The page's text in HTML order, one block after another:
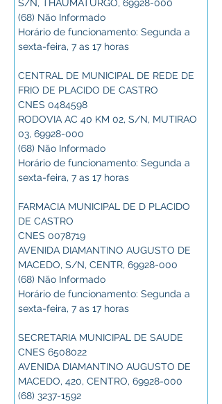
S/N, THAUMATURGO, 69928-000
(68) Não Informado
Horário de funcionamento: Segunda a
sexta-feira, 7 as 17 horas
CENTRAL DE MUNICIPAL DE REDE DE
FRIO DE PLACIDO DE CASTRO
CNES 0484598
RODOVIA AC 40 KM 02, S/N, MUTIRAO
03, 69928-000
(68) Não Informado
Horário de funcionamento: Segunda a
sexta-feira, 7 as 17 horas
FARMACIA MUNICIPAL DE D PLACIDO
DE CASTRO
CNES 0078719
AVENIDA DIAMANTINO AUGUSTO DE
MACEDO, S/N, CENTR, 69928-000
(68) Não Informado
Horário de funcionamento: Segunda a
sexta-feira, 7 as 17 horas
SECRETARIA MUNICIPAL DE SAUDE
CNES 6508022
AVENIDA DIAMANTINO AUGUSTO DE
MACEDO, 420, CENTRO, 69928-000
(68) 3237-1592